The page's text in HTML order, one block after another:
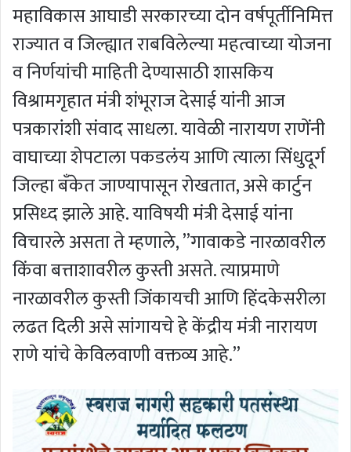
महाविकास आघाडी सरकारच्या दोन वर्षपूर्तीनिमित्त
राज्यात व जिल्ह्यात राबविलेल्या महत्वाच्या योजना
व निर्णयांची माहिती देण्यासाठी शासकिय
विश्रामगृहात मंत्री शंभूराज देसाई यांनी आज
पत्रकारांशी संवाद साधला. यावेळी नारायण राणेंनी
वाघाच्या शेपटाला पकडलंय आणि त्याला सिंधुदूर्ग
जिल्हा बँकेत जाण्यापासून रोखतात, असे कार्टुन
प्रसिध्द झाले आहे. याविषयी मंत्री देसाई यांना
विचारले असता ते म्हणाले, ”गावाकडे नारळावरील
किंवा बत्ताशावरील कुस्ती असते. त्याप्रमाणे
नारळावरील कुस्ती जिंकायची आणि हिंदकेसरीला
लढत दिली असे सांगायचे हे केंद्रीय मंत्री नारायण
राणे यांचे केविलवाणी वक्तव्य आहे.”